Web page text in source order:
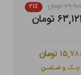
تومان ۲۱٪
۶۳,۱۲۱ تومان
تومان